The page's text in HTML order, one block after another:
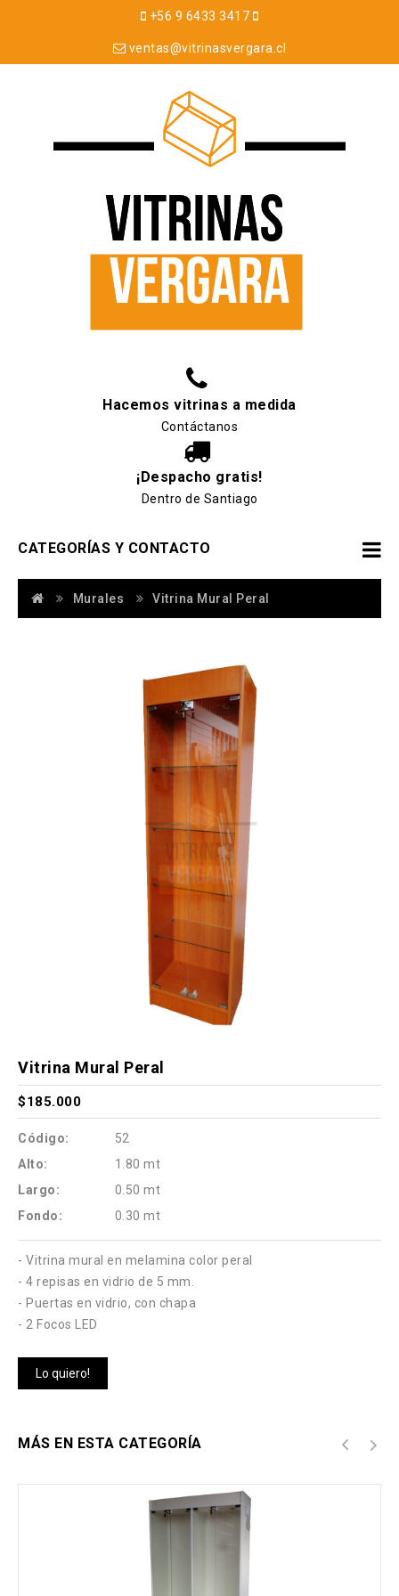
+56 9 6433 3417
ventas@vitrinasvergara.cl
Hacemos vitrinas a medida
Contáctanos
¡Despacho gratis!
Dentro de Santiago
CATEGORÍAS Y CONTACTO
Murales Vitrina Mural Peral
Vitrina Mural Peral
$185.000
Código:
52
Alto:
1.80 mt
Largo:
0.50 mt
Fondo:
0.30 mt
- Vitrina mural en melamina color peral
- 4 repisas en vidrio de 5 mm.
- Puertas en vidrio, con chapa
- 2 Focos LED
Lo quiero!
MÁS EN ESTA CATEGORÍA